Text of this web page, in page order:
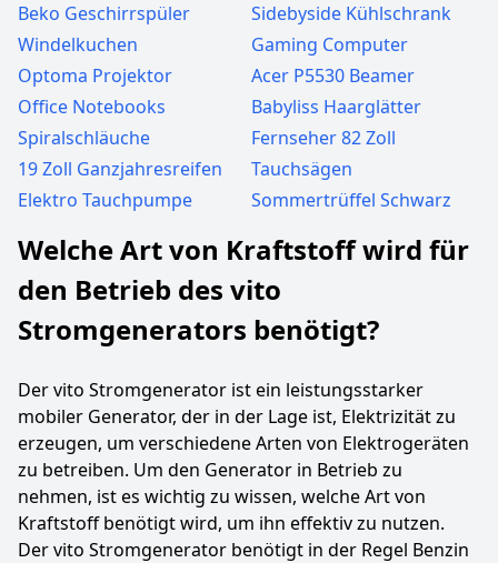
Beko Geschirrspüler
Sidebyside Kühlschrank
Windelkuchen
Gaming Computer
Optoma Projektor
Acer P5530 Beamer
Office Notebooks
Babyliss Haarglätter
Spiralschläuche
Fernseher 82 Zoll
19 Zoll Ganzjahresreifen
Tauchsägen
Elektro Tauchpumpe
Sommertrüffel Schwarz
Welche Art von Kraftstoff wird für
den Betrieb des vito
Stromgenerators benötigt?
Der vito Stromgenerator ist ein leistungsstarker
mobiler Generator, der in der Lage ist, Elektrizität zu
erzeugen, um verschiedene Arten von Elektrogeräten
zu betreiben. Um den Generator in Betrieb zu
nehmen, ist es wichtig zu wissen, welche Art von
Kraftstoff benötigt wird, um ihn effektiv zu nutzen.
Der vito Stromgenerator benötigt in der Regel Benzin